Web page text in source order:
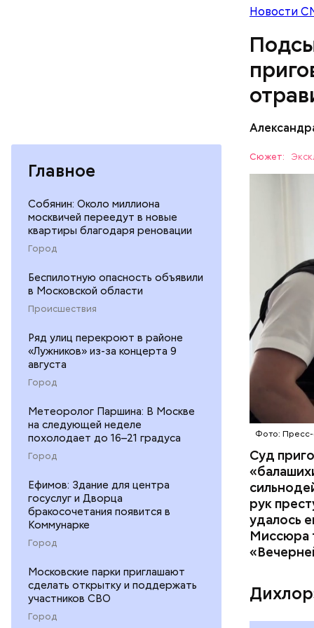
Главное
Собянин: Около миллиона
москвичей переедут в новые
квартиры благодаря реновации
Город
Беспилотную опасность объявили
в Московской области
Происшествия
Ряд улиц перекроют в районе
«Лужников» из-за концерта 9
августа
Город
Метеоролог Паршина: В Москве
на следующей неделе
похолодает до 16–21 градуса
Город
Ефимов: Здание для центра
госуслуг и Дворца
бракосочетания появится в
Коммунарке
Город
Московские парки приглашают
сделать открытку и поддержать
участников СВО
Город
Новости
Сюжет:
Фото: Пресс-
Суд
рук
удалось
Миссюра
Все
изъятой
Видео:
По
—
меры к